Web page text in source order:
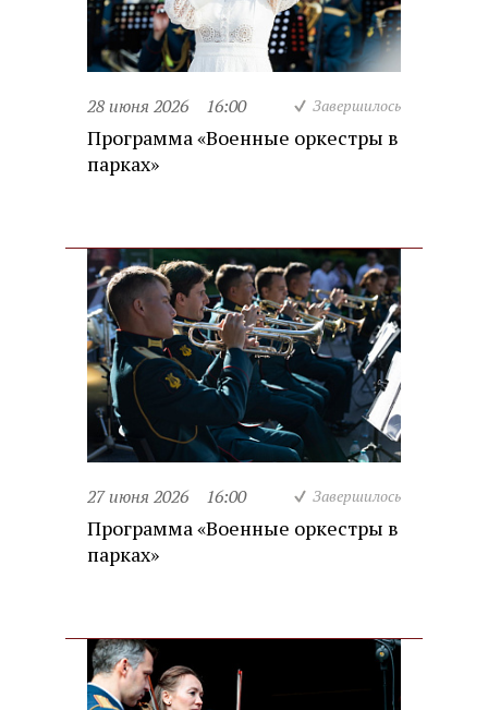
28 июня 2026 16:00 Завершилось
Программа «Военные оркестры в
парках»
27 июня 2026 16:00 Завершилось
Программа «Военные оркестры в
парках»